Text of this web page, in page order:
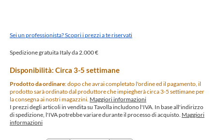
Sei un professionista? Scopri i prezzi a te riservati
Spedizione gratuita Italy da 2.000 €
Disponibilità: Circa 3-5 settimane
Prodotto da ordinare: dopo che avrai completato l'ordine ed il pagamento, il
prodotto sarà ordinato dal produttore che impiegherà circa 3-5 settimane per
la consegna ai nostri magazzini. Maggiori informazioni
I prezzi degli articoli in vendita su Tavolla includono l'IVA. In base all'indirizzo
di spedizione, l'IVA potrebbe variare durante il processo di acquisto. Maggiori
informazioni